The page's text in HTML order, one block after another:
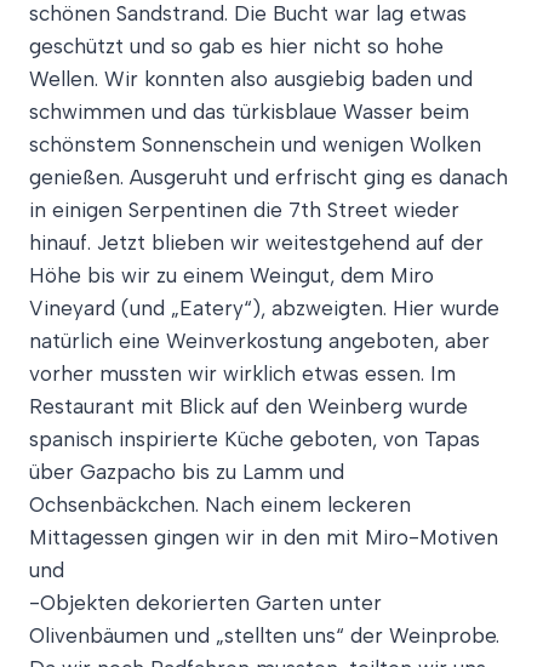
schönen Sandstrand. Die Bucht war lag etwas
geschützt und so gab es hier nicht so hohe
Wellen. Wir konnten also ausgiebig baden und
schwimmen und das türkisblaue Wasser beim
schönstem Sonnenschein und wenigen Wolken
genießen. Ausgeruht und erfrischt ging es danach
in einigen Serpentinen die 7th Street wieder
hinauf. Jetzt blieben wir weitestgehend auf der
Höhe bis wir zu einem Weingut, dem Miro
Vineyard (und „Eatery“), abzweigten. Hier wurde
natürlich eine Weinverkostung angeboten, aber
vorher mussten wir wirklich etwas essen. Im
Restaurant mit Blick auf den Weinberg wurde
spanisch inspirierte Küche geboten, von Tapas
über Gazpacho bis zu Lamm und
Ochsenbäckchen. Nach einem leckeren
Mittagessen gingen wir in den mit Miro-Motiven
und
-Objekten dekorierten Garten unter
Olivenbäumen und „stellten uns“ der Weinprobe.